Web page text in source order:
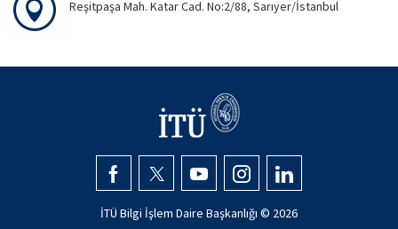
Reşitpaşa Mah. Katar Cad. No:2/88, Sarıyer/İstanbul
İTÜ Bilgi İşlem Daire Başkanlığı © 2026